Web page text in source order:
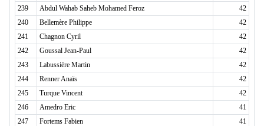
239 Abdul Wahab Saheb Mohamed Feroz
42
240
Bellemère Philippe
42
241
Chagnon Cyril
42
242
Goussal Jean-Paul
42
243
Labussière Martin
42
244
Renner Anaïs
42
245
Turque Vincent
42
246
Amedro Eric
41
247
Fortems Fabien
41